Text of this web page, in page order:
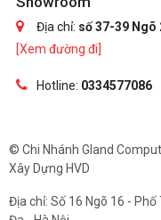
Địa chỉ: số 37-39 Ngõ
[Xem đường đi]
Hotline: 0334577086
© Chi Nhánh Gland
Xây Dựng HVD
Địa chỉ: Số 16 Ngõ 16 -